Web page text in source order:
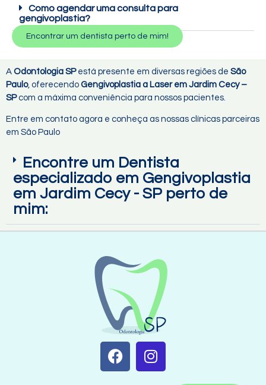
Como agendar uma consulta para
gengivoplastia?
Encontrar um dentista perto de mim!
A Odontologia SPestá presente em diversas regiões de São
Paulo, oferecendo Gengivoplastia a Laser em Jardim Cecy –
SP com a máxima conveniência para nossos pacientes.
Entre em contato agora e conheça as nossas clínicas parceiras
em São Paulo
Encontre um Dentista
especializado em Gengivoplastia
em Jardim Cecy - SP perto de
mim: